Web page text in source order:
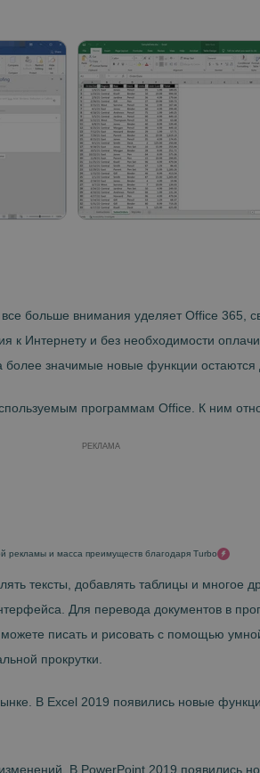
больше внимания уделяет Office 365,
к Интернету и без необходимости
значимые новые функции
программам Office. К ним
РЕКЛАМА
рекламы и масса преимуществ благодаря Turbo
тексты, добавлять таблицы и многое
Для перевода документов в
писать и рисовать с помощью
прокрутки.
В Excel 2019 появились новые
В PowerPoint 2019 появились